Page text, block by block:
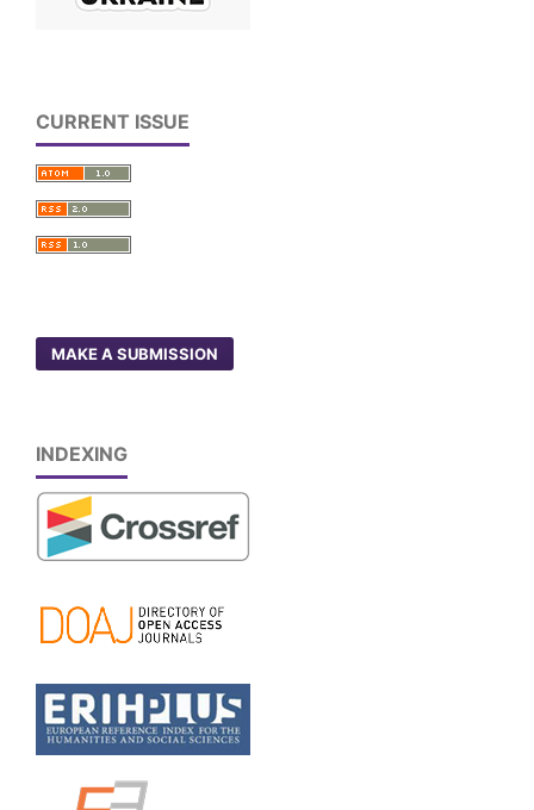
CURRENT ISSUE
MAKE A SUBMISSION
INDEXING